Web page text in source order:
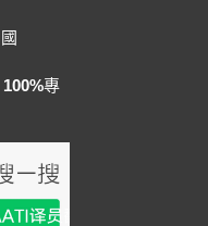
100%專